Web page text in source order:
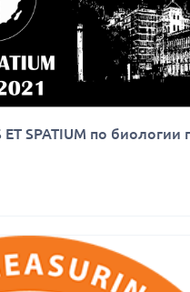
SPATIUM по биологии